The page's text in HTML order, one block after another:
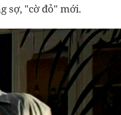
sợ, "cờ đỏ" mới.